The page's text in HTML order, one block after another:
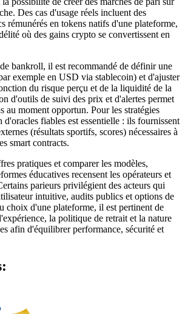
Des cas d'usage réels incluent des
rémunérés en tokens natifs d'une plateforme,
où des gains crypto se convertissent en
bankroll, il est recommandé de définir une
exemple en USD via stablecoin) et d'ajuster
du risque perçu et de la liquidité de la
d'outils de suivi des prix et d'alertes permet
au moment opportun. Pour les stratégies
d'oracles fiables est essentielle : ils fournissent
(résultats sportifs, scores) nécessaires à
smart contracts.
pratiques et comparer les modèles,
éducatives recensent les opérateurs et
parieurs privilégient des acteurs qui
intuitive, audits publics et options de
choix d'une plateforme, il est pertinent de
la politique de retrait et la nature
afin d'équilibrer performance, sécurité et